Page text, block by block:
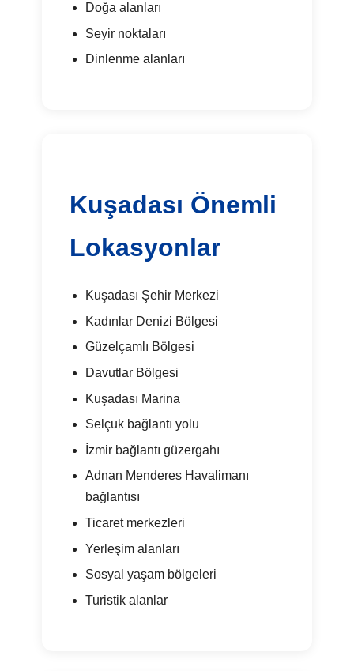
Doğa alanları
Seyir noktaları
Dinlenme alanları
Kuşadası Önemli
Lokasyonlar
Kuşadası Şehir Merkezi
Kadınlar Denizi Bölgesi
Güzelçamlı Bölgesi
Davutlar Bölgesi
Kuşadası Marina
Selçuk bağlantı yolu
İzmir bağlantı güzergahı
Adnan Menderes Havalimanı
bağlantısı
Ticaret merkezleri
Yerleşim alanları
Sosyal yaşam bölgeleri
Turistik alanlar